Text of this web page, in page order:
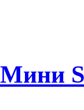
Мини